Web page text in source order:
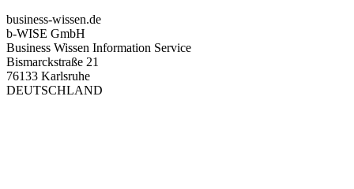
business-wissen.de
b-WISE GmbH
Business Wissen Information Service
Bismarckstraße 21
76133 Karlsruhe
DEUTSCHLAND